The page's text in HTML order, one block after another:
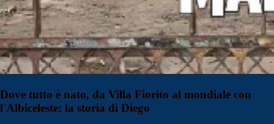
Dove tutto è nato, da Villa Fiorito al mondiale con
l'Albiceleste: la storia di Diego